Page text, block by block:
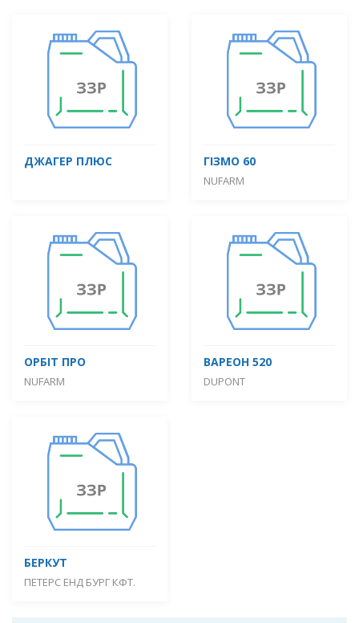
ДЖАГЕР ПЛЮС ГІЗМО 60
NUFARM
ОРБІТ ПРО
NUFARM
ВАРЕОН 520
DUPONT
БЕРКУТ
ПЕТЕРС ЕНД БУРГ КФТ.